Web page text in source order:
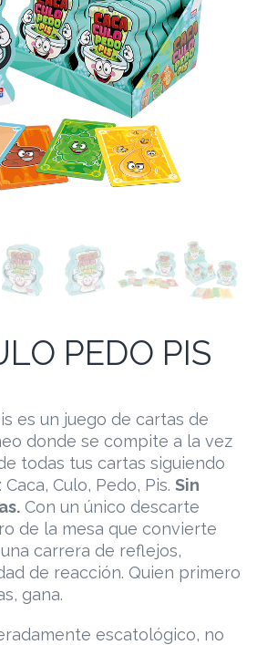
PEDO PIS
es un juego de cartas de
donde se compite a la vez
todas tus cartas siguiendo
Culo, Pedo, Pis. Sin
Con un único descarte
de la mesa que convierte
carrera de reflejos,
de reacción. Quien primero
gana.
escatológico, no